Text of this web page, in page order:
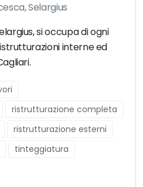
Selargius
si occupa di ogni
interne ed
ristrutturazione completa
ristrutturazione esterni
tinteggiatura